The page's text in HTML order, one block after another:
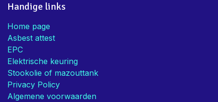
Handige links
Home page
Asbest attest
EPC
Elektrische keuring
Stookolie of mazouttank
Privacy Policy
Algemene voorwaarden